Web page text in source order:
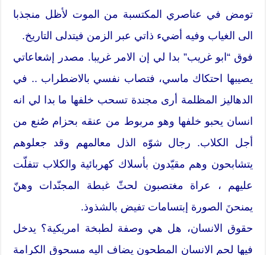
تومض في عناصري المكتسبة من الموت لأظل منجذبا
الى الغياب وفيه أضيء ذاتي عبر الزمن فيتدلى التاريخ.
فوق “ابو غريب” بدا لي إن الامر غريبا. مصدر إشعاعاتي
يصيبها احتكاك ماسي، فتصاب نفسي بالاضطراب .. في
الدهاليز المظلمة أرى مجندة تسحب خلفها ما بدا لي انه
انسان يحبو خلفها وهو مربوط من عنقه بحزام صُنع من
أجل الكلاب. رجال شوّه الذل معالمهم وقد جعلوهم
يتشابحون وهم مقيّدون بأسلاك كهربائية والكلاب تتفلّت
عليهم ، عراة مغتصبون لحثّ غبطة المجنّدات وهنّ
يمنحنَ الصورة إبتسامات تفيض بالشذوذ.
حقوق الانسان، هل هي وصفة لطبخة امريكية؟ يدخل
فيها لحم الانسان المطحون يضاف اليه مسحوق الكرامة